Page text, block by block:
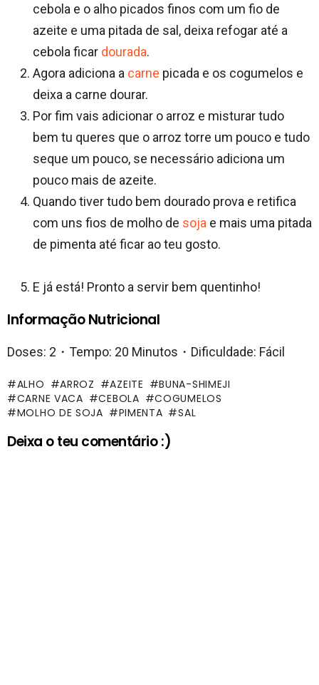
cebola e o alho picados finos com um fio de
azeite e uma pitada de sal, deixa refogar até a
cebola ficar dourada.
Agora adiciona a carne picada e os cogumelos e
deixa a carne dourar.
Por fim vais adicionar o arroz e misturar tudo
bem tu queres que o arroz torre um pouco e tudo
seque um pouco, se necessário adiciona um
pouco mais de azeite.
Quando tiver tudo bem dourado prova e retifica
com uns fios de molho de soja e mais uma pitada
de pimenta até ficar ao teu gosto.
E já está! Pronto a servir bem quentinho!
Informação Nutricional
Doses: 2・Tempo: 20 Minutos・Dificuldade: Fácil
ALHO ARROZ AZEITE
BUNA-SHIMEJI
CARNE VACA
CEBOLA
COGUMELOS
MOLHO DE SOJA
PIMENTA SAL
Deixa o teu comentário :)